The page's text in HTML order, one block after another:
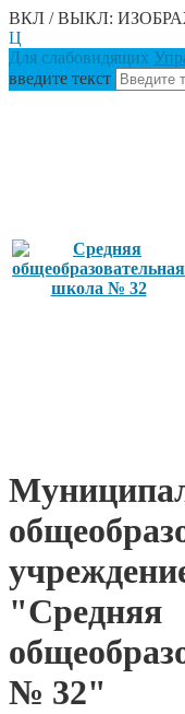
ВКЛ / ВЫКЛ:
Ц
Для слабовидящих
введите текст
"Средняя
№ 32"